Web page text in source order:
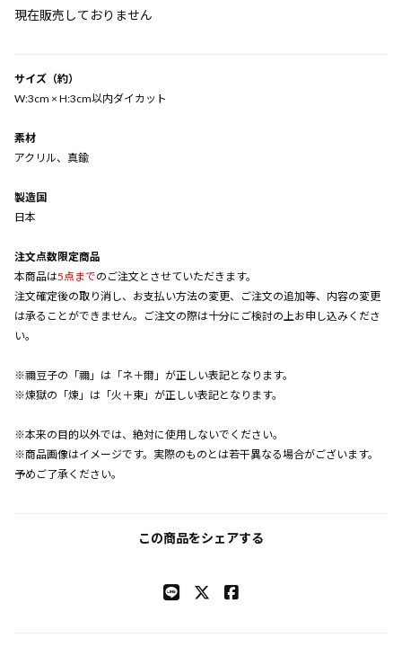
現在販売しておりません
サイズ（約）
W:3cm × H:3cm以内ダイカット
素材
アクリル、真鍮
製造国
日本
注文点数限定商品
本商品は5点までのご注文とさせていただきます。
注文確定後の取り消し、お支払い方法の変更、ご注文の追加等、内容の変更
は承ることができません。ご注文の際は十分にご検討の上お申し込みくださ
い。
※禰豆子の「禰」は「ネ＋爾」が正しい表記となります。
※煉獄の「煉」は「火＋東」が正しい表記となります。
※本来の目的以外では、絶対に使用しないでください。
※商品画像はイメージです。実際のものとは若干異なる場合がございます。
予めご了承ください。
この商品をシェアする